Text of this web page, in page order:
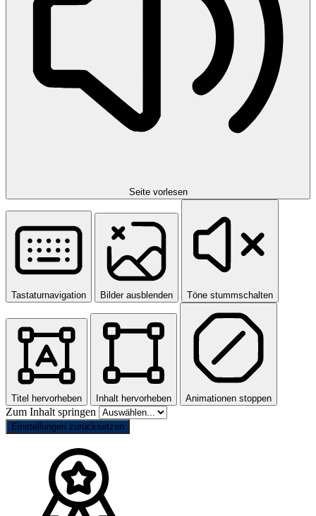
Seite vorlesen
Tastaturnavigation Bilder ausblenden Töne stummschalten
Titel hervorheben Inhalt hervorheben Animationen stoppen
Zum Inhalt springen
Einstellungen zurücksetzen